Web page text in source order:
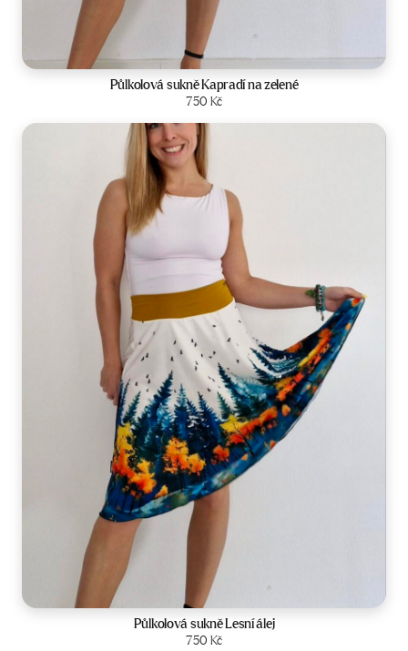
Velikost:
Půlkolová sukně Kapradí na zelené
750 Kč
Zobrazit produkt
Velikost:34-42
Půlkolová sukně Lesní álej
750 Kč
Zobrazit produkt